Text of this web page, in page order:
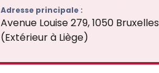
Adresse principale :
Avenue Louise 279, 1050 Bruxelles
(Extérieur à Liège)